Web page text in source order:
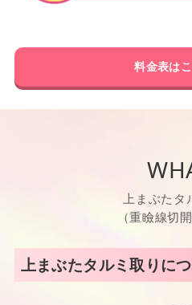
料金表は
上まぶたタ
（重瞼線切
上まぶたタルミ取りに